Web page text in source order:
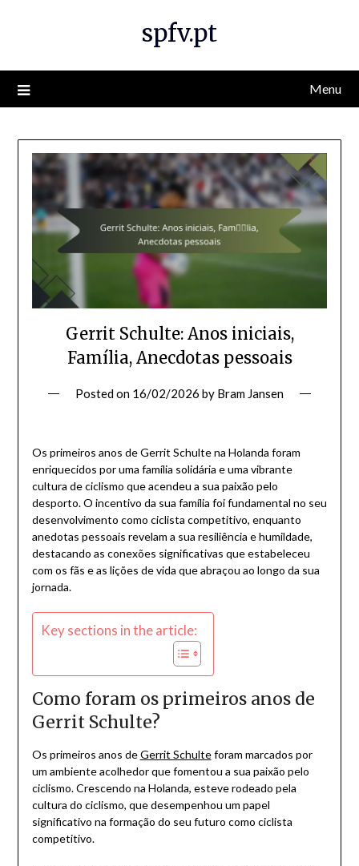
spfv.pt
Menu
Gerrit Schulte: Anos iniciais,
Família, Anecdotas pessoais
Posted on 16/02/2026 by Bram Jansen
Os primeiros anos de Gerrit Schulte na Holanda foram
enriquecidos por uma família solidária e uma vibrante
cultura de ciclismo que acendeu a sua paixão pelo
desporto. O incentivo da sua família foi fundamental no seu
desenvolvimento como ciclista competitivo, enquanto
anedotas pessoais revelam a sua resiliência e humildade,
destacando as conexões significativas que estabeleceu
com os fãs e as lições de vida que abraçou ao longo da sua
jornada.
Key sections in the article:
Como foram os primeiros anos de
Gerrit Schulte?
Os primeiros anos deGerrit Schulteforam marcados por
um ambiente acolhedor que fomentou a sua paixão pelo
ciclismo. Crescendo na Holanda, esteve rodeado pela
cultura do ciclismo, que desempenhou um papel
significativo na formação do seu futuro como ciclista
competitivo.